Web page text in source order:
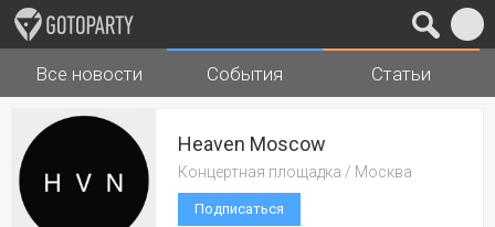
Города Музыка
Все новости События Статьи
Heaven Moscow
Концертная площадка / Москва
Подписаться